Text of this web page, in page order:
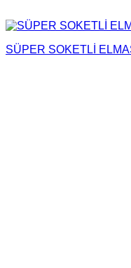
SÜPER SOKETLİ